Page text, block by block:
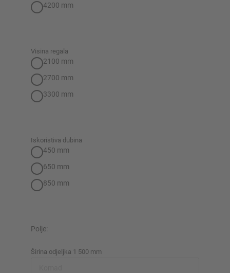
4200 mm
Visina regala
2100 mm
2700 mm
3300 mm
Iskoristiva dubina
450 mm
650 mm
850 mm
Polje:
Širina odjeljka 1 500 mm